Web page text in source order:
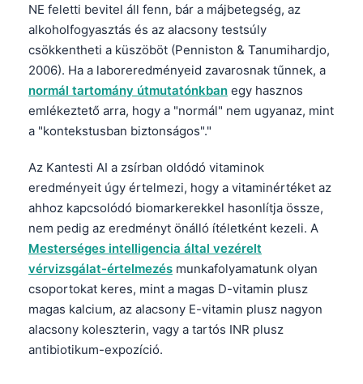
NE feletti bevitel áll fenn, bár a májbetegség, az
alkoholfogyasztás és az alacsony testsúly
csökkentheti a küszöböt (Penniston & Tanumihardjo,
2006). Ha a laboreredményeid zavarosnak tűnnek, a
normál tartomány útmutatónkban egy hasznos
emlékeztető arra, hogy a "normál" nem ugyanaz, mint
a "kontekstusban biztonságos"."
Az Kantesti AI a zsírban oldódó vitaminok
eredményeit úgy értelmezi, hogy a vitaminértéket az
ahhoz kapcsolódó biomarkerekkel hasonlítja össze,
nem pedig az eredményt önálló ítéletként kezeli. A
Mesterséges intelligencia által vezérelt
vérvizsgálat-értelmezés munkafolyamatunk olyan
csoportokat keres, mint a magas D-vitamin plusz
magas kalcium, az alacsony E-vitamin plusz nagyon
alacsony koleszterin, vagy a tartós INR plusz
antibiotikum-expozíció.